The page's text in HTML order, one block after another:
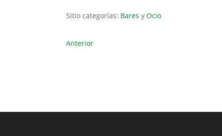
Sitio categorías: Bares yOcio
Anterior